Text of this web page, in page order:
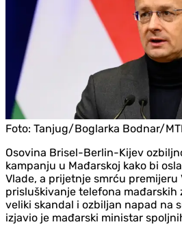
Foto: Tanjug/Boglarka Bodnar/
Osovina Brisel-Berlin-Kijev
kampanju u Mađarskoj kako bi
Vlade, a prijetnje smrću premijeru
prisluškivanje telefona
veliki skandal i ozbiljan napad na
izjavio je mađarski ministar